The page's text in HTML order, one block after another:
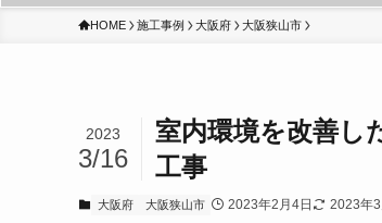
HOME 施工事例 大阪府 大阪狭山市
室内環境を改善し
工事
2023
3/16
大阪府 大阪狭山市 2023年2月4日 2023年3